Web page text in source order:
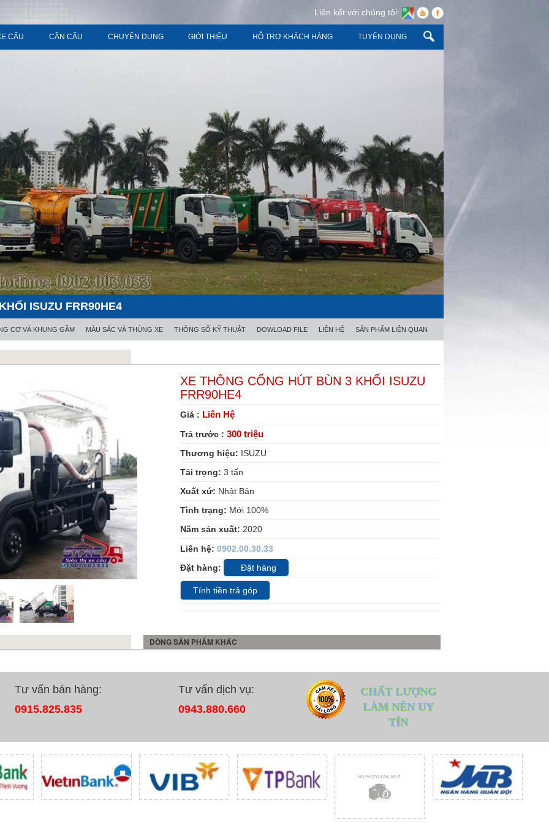
Liên kết với chúng tôi:
CẨU CẦN CẨU CHUYÊN DỤNG GIỚI THIỆU HỖ TRỢ KHÁCH HÀNG TUYỂN DỤNG
ISUZU FRR90HE4
CƠ VÀ KHUNG GẦM MÀU SẮC VÀ THÙNG XE THÔNG SỐ KỸ THUẬT DOWLOAD FILE LIÊN HỆ SẢN PHẨM LIÊN QUAN
XE THÔNG CỐNG HÚT BÙN 3 KHỐI ISUZU
FRR90HE4
Giá : Liên Hệ
Trả trước : 300 triệu
Thương hiệu: ISUZU
Tải trọng: 3 tấn
Xuất xứ: Nhật Bản
Tình trạng: Mới 100%
Năm sản xuất: 2020
Liên hệ: 0902.00.30.33
Đặt hàng:
Đặt hàng
Tính tiền trả góp
DÒNG SẢN PHẨM KHÁC
Tư vấn bán hàng:
0915.825.835
Tư vấn dịch vụ:
0943.880.660
CHẤT LƯỢNG
LÀM NÊN UY
TÍN